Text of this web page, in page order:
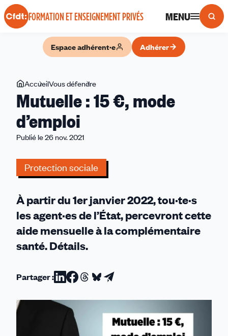
Panneau de gestion des cookies
FORMATION ET ENSEIGNEMENT PRIVÉS MENU
Espace adhérent·e Adhérer
Vous
êtes
ici
AccueilVous défendre
15
Mutuelle : 15 €, mode
d’emploi
Publié le 26 nov. 2021
Protection sociale
À partir du 1er janvier 2022, tou·te·s
les agent·es de l’État, percevront cette
aide mensuelle à la complémentaire
santé. Détails.
Partager :Partager
sur
Linkedin
Partager
sur
Facebook
Partager
sur
Threads
Partager
sur
Bluesky
Partager
par
email